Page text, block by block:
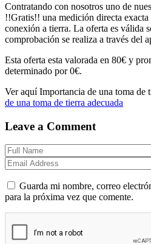
Contratando con nosotros uno de
!!Gratis!! una medición directa exacta
conexión a tierra. La oferta es válida
comprobación se realiza a través del
Esta oferta esta valorada en 80€ y
determinado por 0€.
Ver aquí Importancia de una toma de
de una toma de tierra adecuada
Leave a Comment
Guarda mi nombre, correo
para la próxima vez que comente.